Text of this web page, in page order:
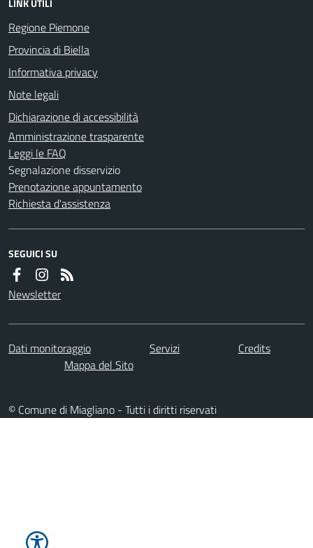
LINK UTILI
Regione Piemone
Provincia di Biella
Informativa privacy
Note legali
Dichiarazione di accessibilità
Amministrazione trasparente
Leggi le FAQ
Segnalazione disservizio
Prenotazione appuntamento
Richiesta d'assistenza
SEGUICI SU
Newsletter
Dati monitoraggio Servizi
Credits
Mappa del Sito
© Comune di Miagliano - Tutti i diritti riservati